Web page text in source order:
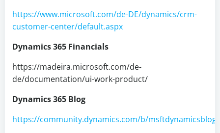
https://www.microsoft.com/de-DE/dynamics/crm-
customer-center/default.aspx
Dynamics 365 Financials
https://madeira.microsoft.com/de-
de/documentation/ui-work-product/
Dynamics 365 Blog
https://community.dynamics.com/b/msftdynamicsblog